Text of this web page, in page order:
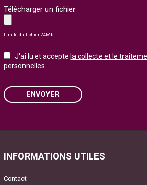
Télécharger un fichier
Limite du fichier 24Mb
J'ai lu et accepte la collecte et le
personnelles.
ENVOYER
INFORMATIONS UTILES
Contact